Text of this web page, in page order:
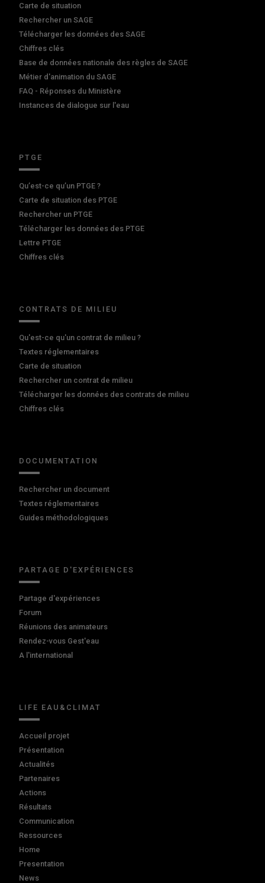
Carte de situation
Rechercher un SAGE
Télécharger les données des SAGE
Chiffres clés
Base de données nationale des règles de SAGE
Métier d'animation du SAGE
FAQ - Réponses du Ministère
Instances de dialogue sur l'eau
PTGE
Qu’est-ce qu’un PTGE ?
Carte de situation des PTGE
Rechercher un PTGE
Télécharger les données des PTGE
Lettre PTGE
Chiffres clés
CONTRATS DE MILIEU
Qu'est-ce qu'un contrat de milieu ?
Textes réglementaires
Carte de situation
Rechercher un contrat de milieu
Télécharger les données des contrats de milieu
Chiffres clés
DOCUMENTATION
Rechercher un document
Textes réglementaires
Guides méthodologiques
PARTAGE D'EXPÉRIENCES
Partage d'expériences
Forum
Réunions des animateurs
Rendez-vous Gest'eau
A l'international
LIFE EAU&CLIMAT
Accueil projet
Présentation
Actualités
Partenaires
Actions
Résultats
Communication
Ressources
Home
Presentation
News